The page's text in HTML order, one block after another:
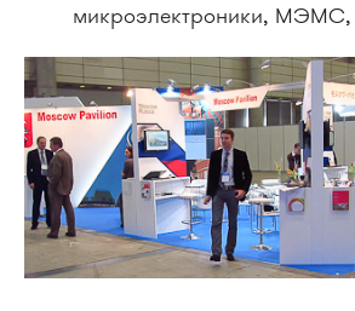
микроэлектроники, МЭМС,